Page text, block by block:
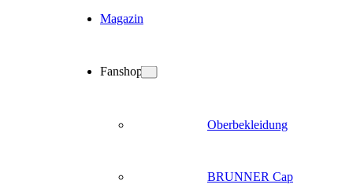
Magazin
Fanshop
Oberbekleidung
BRUNNER Cap